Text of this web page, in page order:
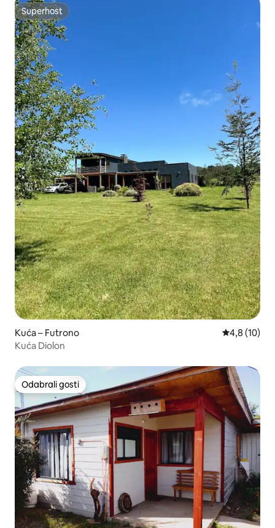
Superhost
Superhost
Kuća – Futrono Prosječna
4,8 (10)
Kuća Diolon
Odabrali gosti
Odabrali gosti